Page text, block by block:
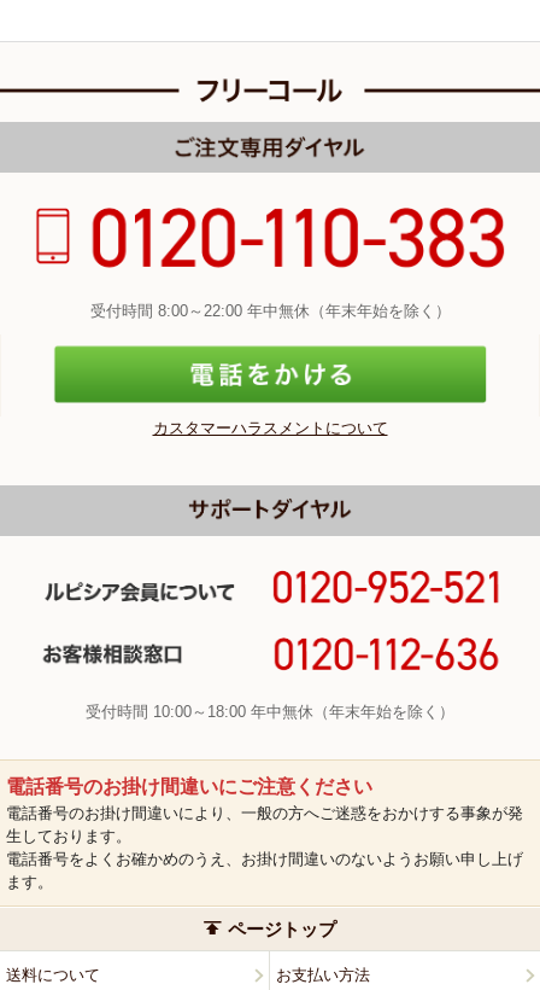
受付時間 8:00～22:00 年中無休（年末年始を除く）
カスタマーハラスメントについて
受付時間 10:00～18:00 年中無休（年末年始を除く）
電話番号のお掛け間違いにご注意ください
電話番号のお掛け間違いにより、一般の方へご迷惑をおかけする事象が発
生しております。
電話番号をよくお確かめのうえ、お掛け間違いのないようお願い申し上げ
ます。
ページトップ
送料について お支払い方法